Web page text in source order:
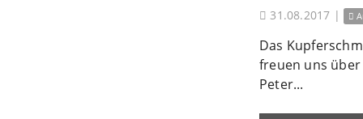
31.08.2017 |
Das
freuen uns
Peter...